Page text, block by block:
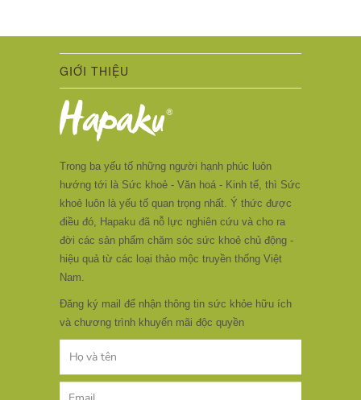
GIỚI THIỆU
Trong ba yếu tố những người hạnh phúc luôn
hướng tới là Sức khoẻ - Văn hoá - Kinh tế, thì Sức
khoẻ luôn là yếu tố quan trọng nhất. Ý thức được
điều đó, Hapaku đã nỗ lực nghiên cứu và cho ra
đời các sản phẩm chăm sóc sức khoẻ chủ động -
hiệu quả từ các loại thảo mộc truyền thống Việt
Nam.
Đăng ký mail để nhận thông tin sức khỏe hữu ích
và chương trình khuyến mãi độc quyền